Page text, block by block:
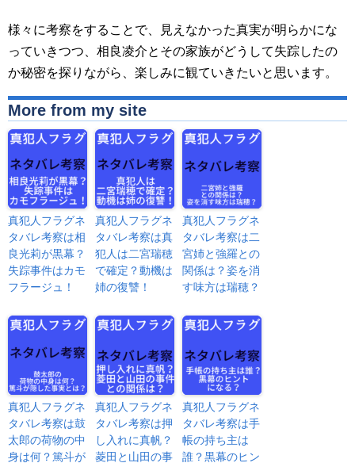
様々に考察をすることで、見えなかった真実が明らかにな
っていきつつ、相良凌介とその家族がどうして失踪したの
か秘密を探りながら、楽しみに観ていきたいと思います。
More from my site
真犯人フラグネ
タバレ考察は相
良光莉が黒幕？
失踪事件はカモ
フラージュ！
真犯人フラグネ
タバレ考察は真
犯人は二宮瑞穂
で確定？動機は
姉の復讐！
真犯人フラグネ
タバレ考察は二
宮姉と強羅との
関係は？姿を消
す味方は瑞穂？
真犯人フラグネ
タバレ考察は鼓
太郎の荷物の中
身は何？篤斗が
真犯人フラグネ
タバレ考察は押
し入れに真帆？
菱田と山田の事
真犯人フラグネ
タバレ考察は手
帳の持ち主は
誰？黒幕のヒン